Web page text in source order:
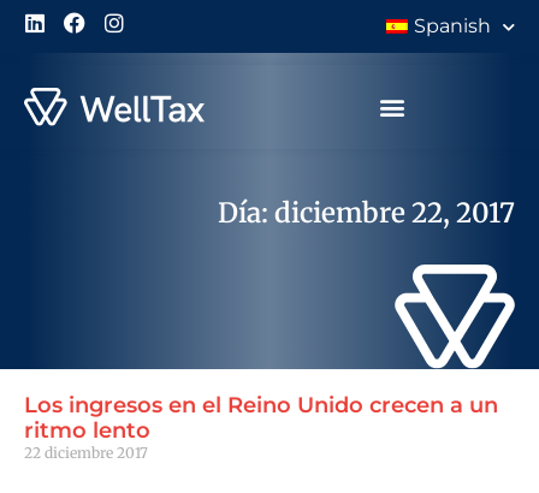
Spanish
Día: diciembre 22, 2017
Los ingresos en el Reino Unido crecen a un
ritmo lento
22 diciembre 2017